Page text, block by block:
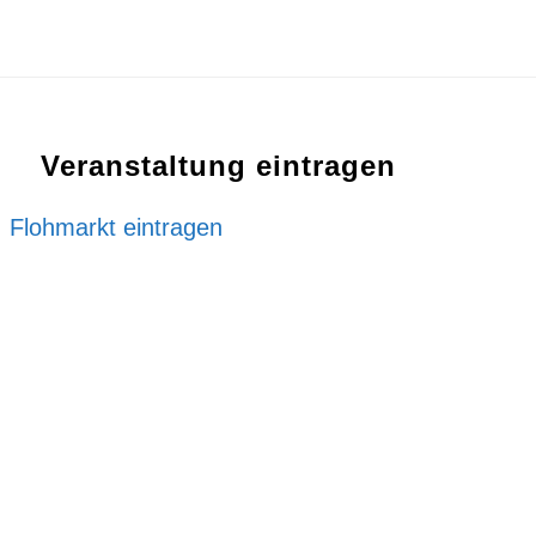
Veranstaltung eintragen
Flohmarkt eintragen